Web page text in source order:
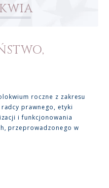
roczne z zakresu
prawnego, etyki
i funkcjonowania
przeprowadzonego w